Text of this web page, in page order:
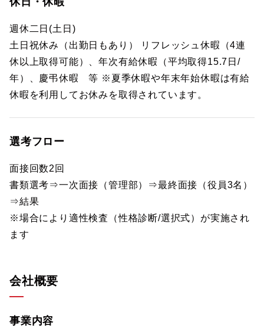
週休二日(土日)
土日祝休み（出勤日もあり） リフレッシュ休暇（4連
休以上取得可能）、年次有給休暇（平均取得15.7日/
年）、慶弔休暇 等 ※夏季休暇や年末年始休暇は有給
休暇を利用してお休みを取得されています。
選考フロー
面接回数2回
書類選考⇒一次面接（管理部）⇒最終面接（役員3名）
⇒結果
※場合により適性検査（性格診断/選択式）が実施され
ます
会社概要
事業内容